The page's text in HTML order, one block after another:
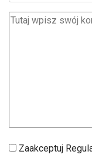
Zaakceptuj